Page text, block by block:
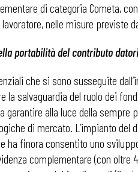
di categoria Cometa,
nelle misure previste
portabilità del contributo
che si sono susseguite
la salvaguardia del ruolo dei
garantire alla luce della
di mercato. L’impianto del
ha finora consentito uno
complementare (con